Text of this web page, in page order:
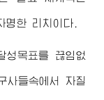
한 리치이다.
성목표를 끊임없
사들속에서 자질